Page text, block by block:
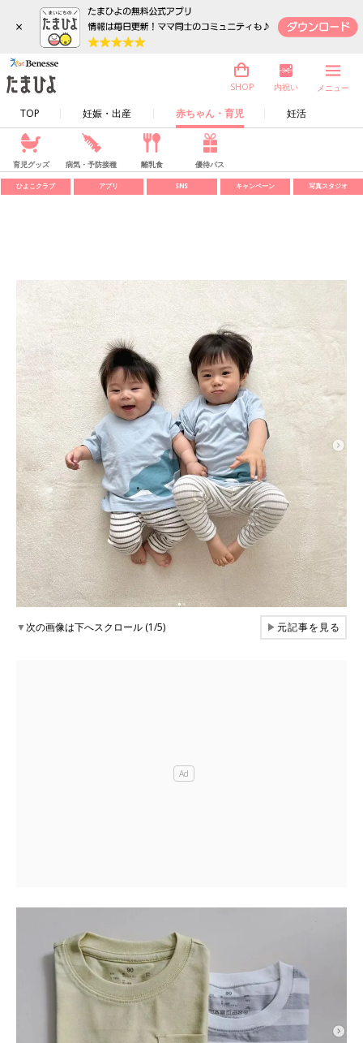
×
TOP 妊娠・出産 赤ちゃん・育児 妊活
SHOP 内祝い メニュー
育児グッズ 病気・予防接種 離乳食 優待パス
ひよこクラブ アプリ SNS キャンペーン 写真スタジオ
▼次の画像は下へスクロール (1/5) ▶元記事を見る